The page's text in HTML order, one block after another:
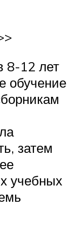
8-12 лет
обучение
затем
учебных